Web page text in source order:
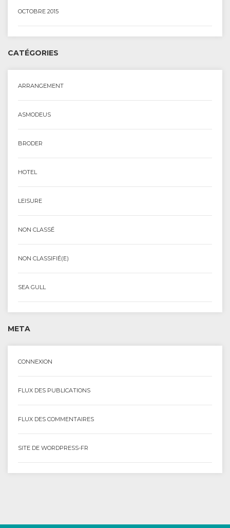
OCTOBRE 2015
CATÉGORIES
ARRANGEMENT
ASMODEUS
BRODER
HOTEL
LEISURE
NON CLASSÉ
NON CLASSIFIÉ(E)
SEA GULL
META
CONNEXION
FLUX DES PUBLICATIONS
FLUX DES COMMENTAIRES
SITE DE WORDPRESS-FR